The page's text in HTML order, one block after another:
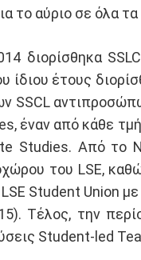
το αύριο σε όλα
διορίσθηκα
ίδιου έτους
έναν από κάθε
Studies. Από το
του LSE,
Student
Τέλος, την
Student-led